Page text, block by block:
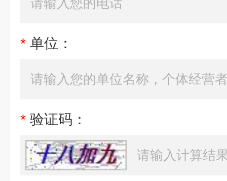
* 单位：
* 验证码：